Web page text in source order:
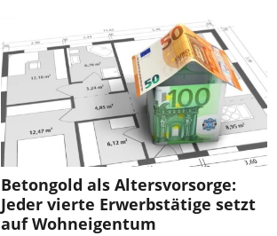
Betongold als Altersvorsorge:
Jeder vierte Erwerbstätige setzt
auf Wohneigentum